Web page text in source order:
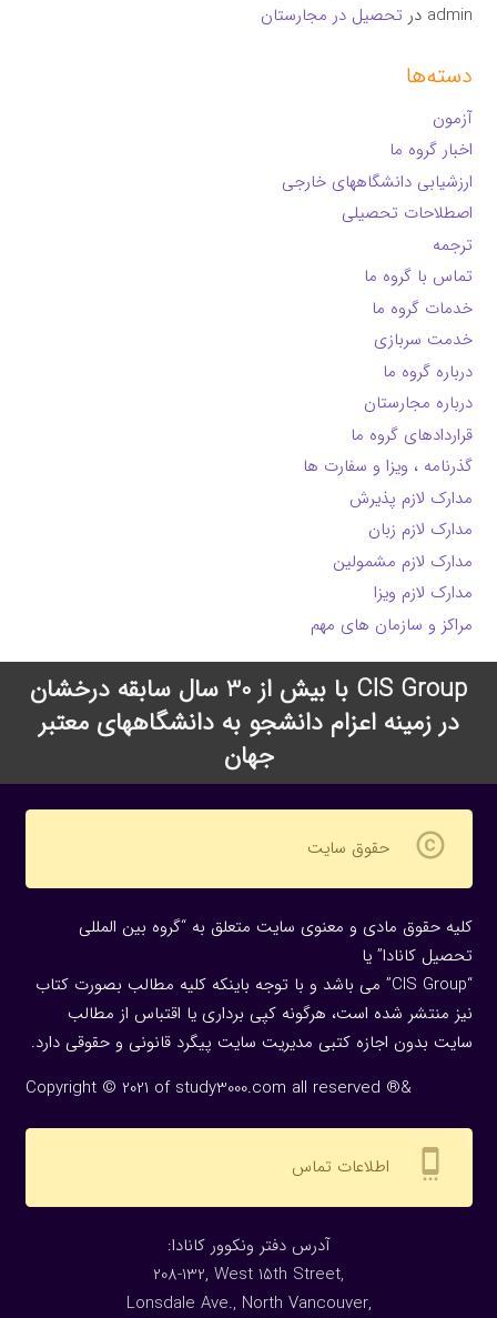
admin در تحصیل در مجارستان
دسته‌ها
آزمون
اخبار گروه ما
ارزشیابی دانشگاههای خارجی
اصطلاحات تحصیلی
ترجمه
تماس با گروه ما
خدمات گروه ما
خدمت سربازی
درباره گروه ما
درباره مجارستان
قراردادهای گروه ما
گذرنامه ، ویزا و سفارت ها
مدارک لازم پذیرش
مدارک لازم زبان
مدارک لازم مشمولین
مدارک لازم ویزا
مراکز و سازمان های مهم
CIS Group با بیش از 30 سال سابقه درخشان
در زمینه اعزام دانشجو به دانشگاههای معتبر
جهان
copyright حقوق سایت
کلیه حقوق مادی و معنوی سایت متعلق به “گروه بین المللی
تحصیل کانادا” یا
“CIS Group” می باشد و با توجه باینکه کلیه مطالب بصورت کتاب
نیز منتشر شده است، هرگونه كپی برداری یا اقتباس از مطالب
سایت بدون اجازه كتبی مدیریت سایت پیگرد قانونی و حقوقی دارد.
Copyright © 2021 of study3000.com all reserved ®&
settings_cell اطلاعات تماس
:آدرس دفتر ونکوور کانادا
208-132, West 15th Street,
Lonsdale Ave., North Vancouver,